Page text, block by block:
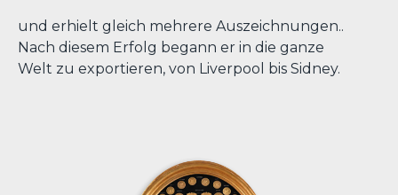
und erhielt gleich mehrere Auszeichnungen..
Nach diesem Erfolg begann er in die ganze
Welt zu exportieren, von Liverpool bis Sidney.